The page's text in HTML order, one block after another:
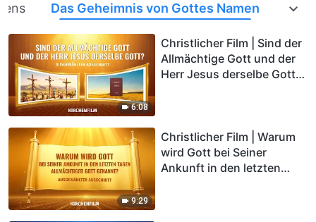
Das Geheimnis von Gottes Namen Die
6:08
Christlicher Film | Sind der
Allmächtige Gott und der
Herr Jesus derselbe Gott?
9:29
Christlicher Film | Warum
wird Gott bei Seiner
Ankunft in den letzten